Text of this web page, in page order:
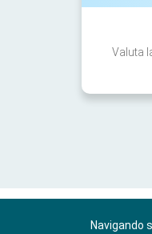
Valuta
Navigando